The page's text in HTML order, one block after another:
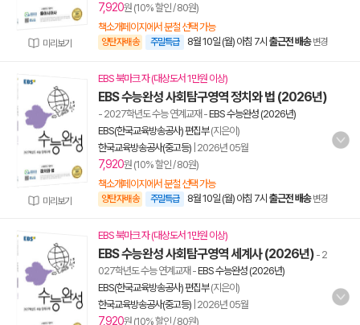
미리보기
7,920원 (10% 할인 / 80원)
책소개페이지에서 분철 선택 가능
양탄자배송 주말특급 8월 10일 (월) 아침 7시 출근전 배송 변경
미리보기
EBS 북마크 자 (대상도서 1만원 이상)
EBS 수능완성 사회탐구영역 정치와 법 (2026년)
- 2027학년도 수능 연계교재 -EBS 수능완성 (2026년)
EBS(한국교육방송공사) 편집부(지은이)
한국교육방송공사(중고등) 2026년 05월
7,920원 (10% 할인 / 80원)
책소개페이지에서 분철 선택 가능
양탄자배송 주말특급 8월 10일 (월) 아침 7시 출근전 배송 변경
EBS 북마크 자 (대상도서 1만원 이상)
EBS 수능완성 사회탐구영역 세계사 (2026년) - 2
027학년도 수능 연계교재 -EBS 수능완성 (2026년)
EBS(한국교육방송공사) 편집부(지은이)
한국교육방송공사(중고등) 2026년 05월
7,920원 (10% 할인 / 80원)